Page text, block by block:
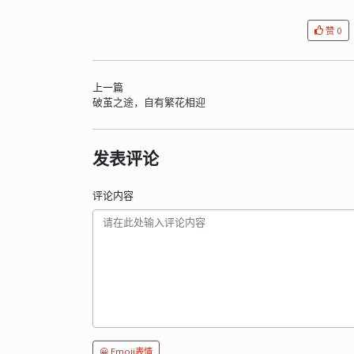
赞 0
上一篇
破茧之途，自有繁花相迎
发表评论
评论内容
😀 Emoji表情